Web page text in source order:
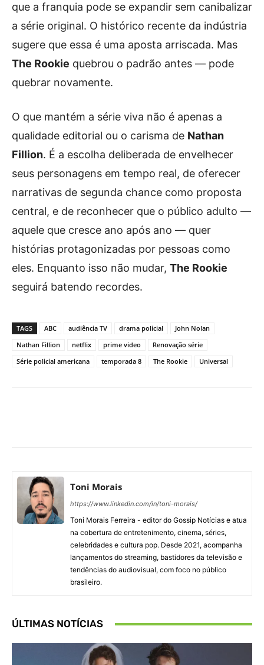
que a franquia pode se expandir sem canibalizar
a série original. O histórico recente da indústria
sugere que essa é uma aposta arriscada. Mas
The Rookie quebrou o padrão antes — pode
quebrar novamente.
O que mantém a série viva não é apenas a
qualidade editorial ou o carisma de Nathan
Fillion. É a escolha deliberada de envelhecer
seus personagens em tempo real, de oferecer
narrativas de segunda chance como proposta
central, e de reconhecer que o público adulto —
aquele que cresce ano após ano — quer
histórias protagonizadas por pessoas como
eles. Enquanto isso não mudar, The Rookie
seguirá batendo recordes.
TAGS ABC audiência TV drama policial
John Nolan
Nathan Fillion
netflix prime video
Renovação série
Série policial americana
temporada 8 The Rookie Universal
Toni Morais
https://www.linkedin.com/in/toni-morais/
Toni Morais Ferreira - editor do Gossip Notícias e atua
na cobertura de entretenimento, cinema, séries,
celebridades e cultura pop. Desde 2021, acompanha
lançamentos do streaming, bastidores da televisão e
tendências do audiovisual, com foco no público
brasileiro.
ÚLTIMAS NOTÍCIAS